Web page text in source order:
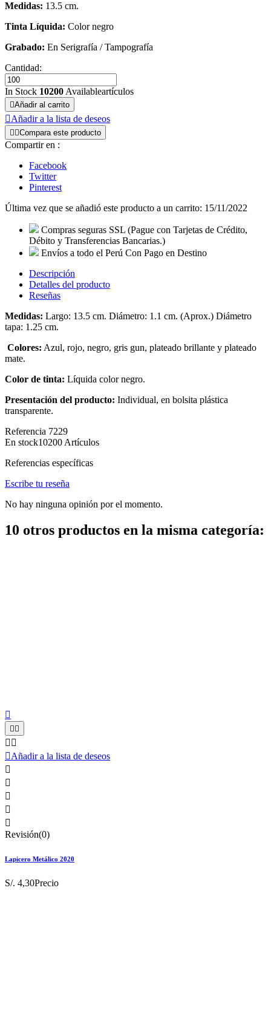
Medidas: 13.5 cm.
Tinta Líquida: Color negro
Grabado: En Serigrafía / Tampografía
Cantidad:
In Stock 10200Availableartículos
Añadir al carrito
Añadir a la lista de deseos
 Compara este producto
Compartir en :
Facebook
Twitter
Pinterest
Última vez que se añadió este producto a un carrito: 15/11/2022
Compras seguras SSL (Pague con Tarjetas de Crédito,
Débito y Transferencias Bancarias.)
Envíos a todo el Perú Con Pago en Destino
Descripción
Detalles del producto
Reseñas
Medidas: Largo: 13.5 cm. Diámetro: 1.1 cm. (Aprox.) Diámetro
tapa: 1.25 cm.
Colores: Azul, rojo, negro, gris gun, plateado brillante y plateado
mate.
Color de tinta: Líquida color negro.
Presentación del producto: Individual, en bolsita plástica
transparente.
Referencia 7229
En stock10200 Artículos
Referencias específicas
Escribe tu reseña
No hay ninguna opinión por el momento.
10 otros productos en la misma categoría:

 
 
Añadir a la lista de deseos





Revisión(0)
Lapicero Metálico 2020
S/. 4,30Precio